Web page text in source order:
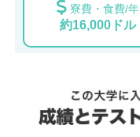
寮費・食費/年
約16,000ドル